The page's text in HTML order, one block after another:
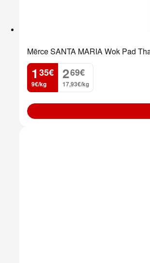
Mērce SANTA MARIA Wok Pad
1
. 35€
9€/kg
2
. 69€
17,93€/kg